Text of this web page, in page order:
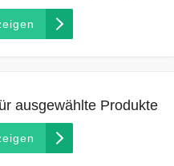
ausgewählte Produkte